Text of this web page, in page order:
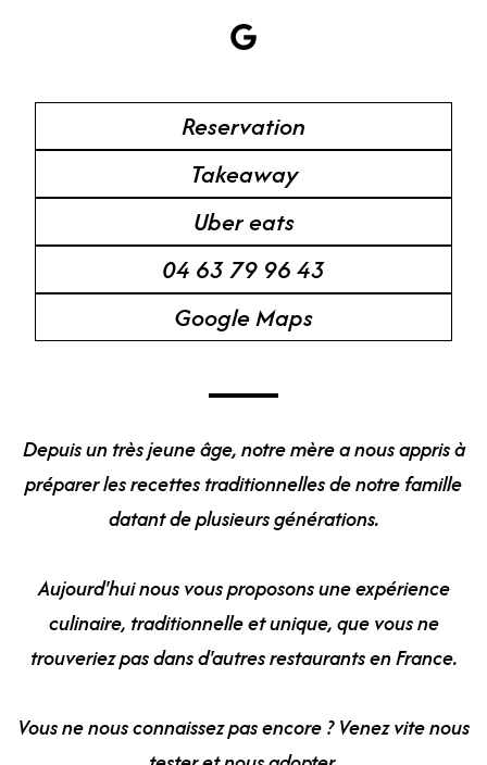
Reservation
Takeaway
Uber eats
04 63 79 96 43
Google Maps
Depuis un très jeune âge, notre mère a nous appris à
préparer les recettes traditionnelles de notre famille
datant de plusieurs générations.
Aujourd'hui nous vous proposons une expérience
culinaire, traditionnelle et unique, que vous ne
trouveriez pas dans d'autres restaurants en France.
Vous ne nous connaissez pas encore ? Venez vite nous